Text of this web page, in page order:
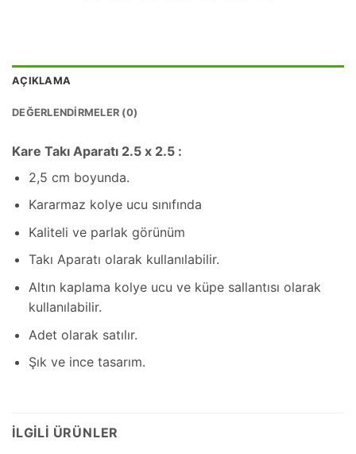
AÇIKLAMA
DEĞERLENDIRMELER (0)
Kare Takı Aparatı 2.5 x 2.5 :
2,5 cm boyunda.
Kararmaz kolye ucu sınıfında
Kaliteli ve parlak görünüm
Takı Aparatı olarak kullanılabilir.
Altın kaplama kolye ucu ve küpe sallantısı olarak
kullanılabilir.
Adet olarak satılır.
Şık ve ince tasarım.
İLGILI ÜRÜNLER